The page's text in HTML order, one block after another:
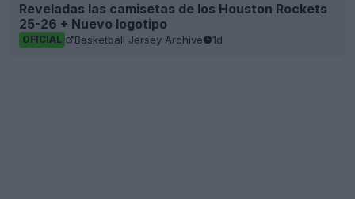
Reveladas las camisetas de los Houston Rockets
25-26 + Nuevo logotipo
OFICIAL Basketball Jersey Archive 1d